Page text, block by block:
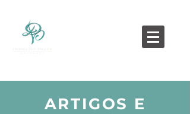
ARTIGOS E